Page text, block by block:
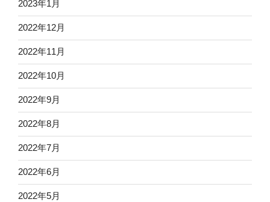
2023年1月
2022年12月
2022年11月
2022年10月
2022年9月
2022年8月
2022年7月
2022年6月
2022年5月